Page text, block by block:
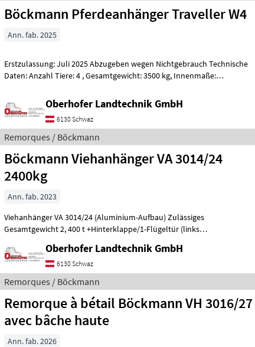
Böckmann Pferdeanhänger Traveller W4
Ann. fab. 2025
Erstzulassung: Juli 2025 Abzugeben wegen Nichtgebrauch Technische
Daten: Anzahl Tiere: 4 , Gesamtgewicht: 3500 kg, Innenmaße:
Oberhofer Landtechnik GmbH
6130 Schwaz
Remorques / Böckmann
Böckmann Viehanhänger VA 3014/24
2400kg
Ann. fab. 2023
Viehanhänger VA 3014/24 (Aluminium-Aufbau) Zulässiges
Gesamtgewicht 2, 400 t +Hinterklappe/1-Flügeltür (links
Oberhofer Landtechnik GmbH
6130 Schwaz
Remorques / Böckmann
Remorque à bétail Böckmann VH 3016/27
avec bâche haute
Ann. fab. 2026